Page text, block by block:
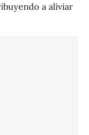
a aliviar